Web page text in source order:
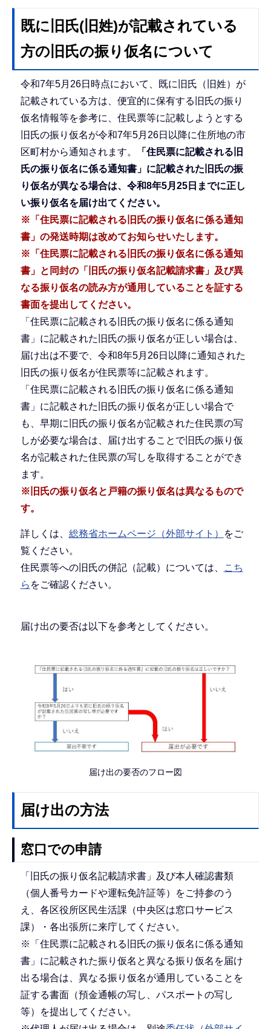
既に旧氏(旧姓)が記載されている
方の旧氏の振り仮名について
令和7年5月26日時点において、既に旧氏（旧姓）が
記載されている方は、便宜的に保有する旧氏の振り
仮名情報等を参考に、住民票等に記載しようとする
旧氏の振り仮名が令和7年5月26日以降に住所地の市
区町村から通知されます。
「住民票に記載される旧
氏の振り仮名に係る通知書」に記載された旧氏の振
り仮名が異なる場合は、令和8年5月25日までに正し
い振り仮名を届け出てください。
※「住民票に記載される旧氏の振り仮名に係る通知
書」の発送時期は改めてお知らせいたします。
※「住民票に記載される旧氏の振り仮名に係る通知
書」と同封の「旧氏の振り仮名記載請求書」及び異
なる振り仮名の読み方が通用していることを証する
書面を提出してください。
「住民票に記載される旧氏の振り仮名に係る通知
書」に記載された旧氏の振り仮名が正しい場合は、
届け出は不要で、令和8年5月26日以降に通知された
旧氏の振り仮名が住民票等に記載されます。
「住民票に記載される旧氏の振り仮名に係る通知
書」に記載された旧氏の振り仮名が正しい場合で
も、早期に旧氏の振り仮名が記載された住民票の写
しが必要な場合は、届け出することで旧氏の振り仮
名が記載された住民票の写しを取得することができ
ます。
※旧氏の振り仮名と 戸籍の振り仮名は異なるもので
す。
詳しくは、 総務省ホームページ（外部サイト）
をご
覧ください。
住民票等への旧氏の併記（記載）については、
こち
ら をご確認ください。
届け出の要否は以下を参考としてください。
届け出の要否のフロー図
届け出の方法
窓口での申請
「旧氏の振り仮名記載請求書」及び本人確認書類
（個人番号カードや運転免許証等）をご持参のう
え、各区役所区民生活課（中央区は窓口サービス
課）・各出張所に来庁してください。
※「住民票に記載される旧氏の振り仮名に係る通知
書」に記載された振り仮名と異なる振り仮名を届け
出る場合は、異なる振り仮名が通用していることを
証する書面（預金通帳の写し、パスポートの写し
等）を提出してください。